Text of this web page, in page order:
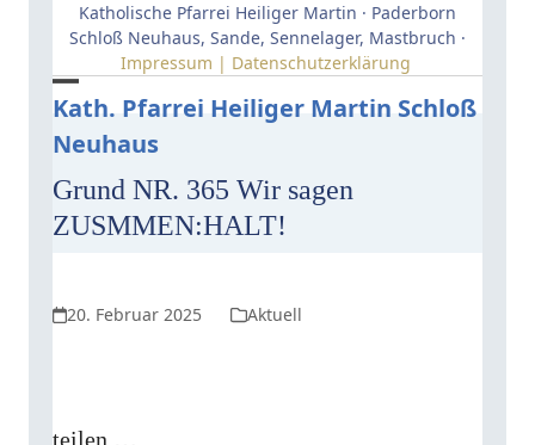
Katholische Pfarrei Heiliger Martin · Paderborn
Schloß Neuhaus, Sande, Sennelager, Mastbruch ·
Impressum | Datenschutzerklärung
Kath. Pfarrei Heiliger Martin Schloß
Neuhaus
Open
mobile
menu
Close
mobile
menu
Grund NR. 365 Wir sagen
ZUSMMEN:HALT!
20. Februar 2025 Aktuell
teilen …